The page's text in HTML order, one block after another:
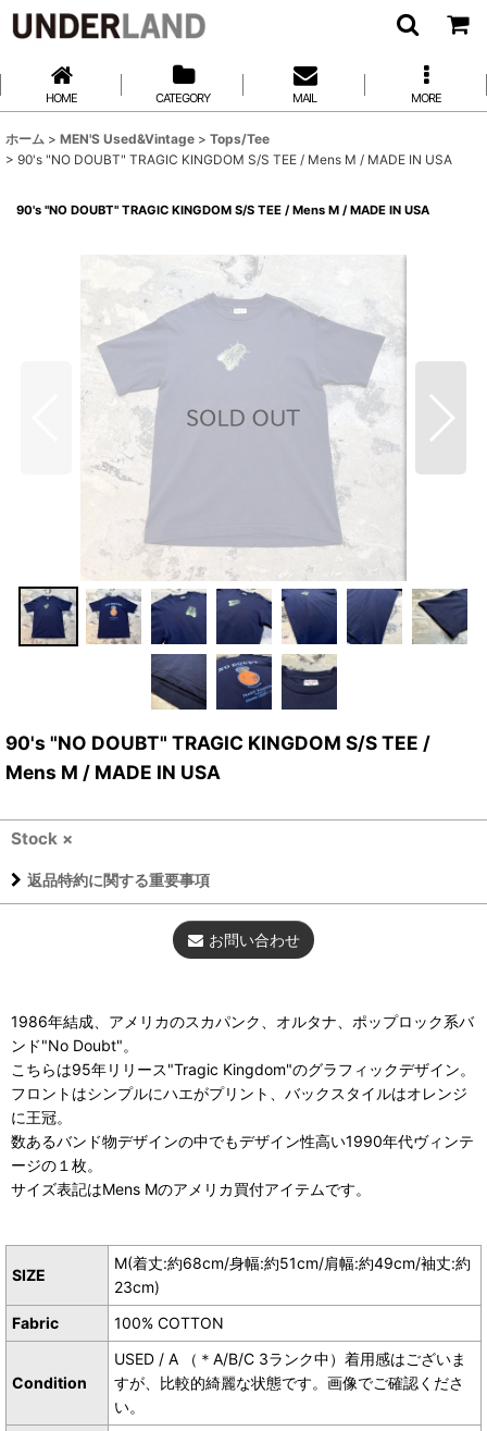
HOME CATEGORY MAIL MORE
ホーム > MEN'S Used&Vintage > Tops/Tee
> 90's "NO DOUBT" TRAGIC KINGDOM S/S TEE / Mens M / MADE IN USA
90's "NO DOUBT" TRAGIC KINGDOM S/S TEE / Mens M / MADE IN USA
90's "NO DOUBT" TRAGIC KINGDOM S/S TEE /
Mens M / MADE IN USA
Stock ×
返品特約に関する重要事項
お問い合わせ
1986年結成、アメリカのスカパンク、オルタナ、ポップロック系バ
ンド"No Doubt"。
こちらは95年リリース"Tragic Kingdom"のグラフィックデザイン。
フロントはシンプルにハエがプリント、バックスタイルはオレンジ
に王冠。
数あるバンド物デザインの中でもデザイン性高い1990年代ヴィンテ
ージの１枚。
サイズ表記はMens Mのアメリカ買付アイテムです。
SIZE
M(着丈:約68cm/身幅:約51cm/肩幅:約49cm/袖丈:約
23cm)
Fabric
100% COTTON
Condition
USED / A （＊A/B/C 3ランク中）着用感はございま
すが、比較的綺麗な状態です。画像でご確認くださ
い。